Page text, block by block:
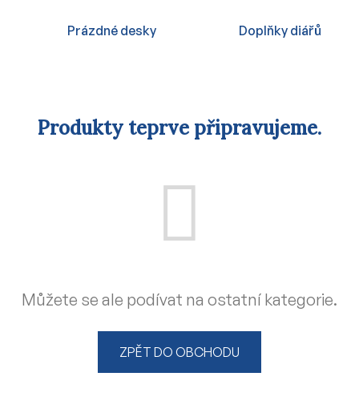
Prázdné desky Doplňky diářů
Produkty teprve připravujeme.
Můžete se ale podívat na ostatní kategorie.
ZPĚT DO OBCHODU